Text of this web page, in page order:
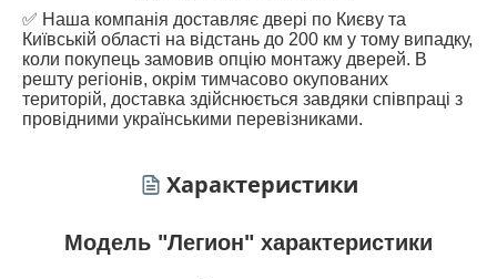
✅ Наша компанія доставляє двері по Києву та
Київській області на відстань до 200 км у тому випадку,
коли покупець замовив опцію монтажу дверей. В
решту регіонів, окрім тимчасово окупованих
територій, доставка здійснюється завдяки співпраці з
провідними українськими перевізниками.
Характеристики
Модель "Легион" характеристики